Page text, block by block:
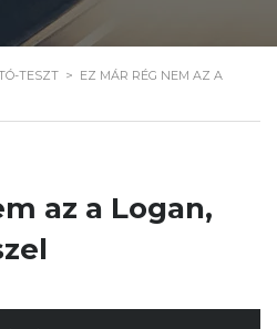
TESZT > EZ MÁR RÉG NEM AZ A
az a Logan,